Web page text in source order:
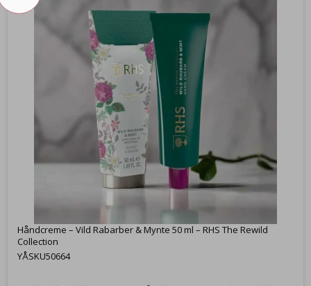
Håndcreme – Vild Rabarber & Mynte 50 ml – RHS The Rewild
Collection
YÅSKU50664